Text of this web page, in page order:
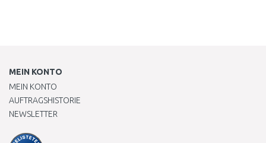
MEIN KONTO
MEIN KONTO
AUFTRAGSHISTORIE
NEWSLETTER